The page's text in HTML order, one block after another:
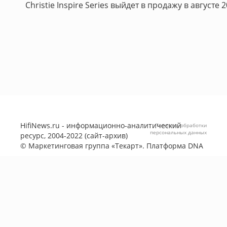
Christie Inspire Series выйдет в продажу в августе
HifiNews.ru - информационно-аналитический
ресурс, 2004-2022 (сайт-архив)
© Маркетинговая группа «Текарт». Платформа DNA
Политика обработки
персональных данных